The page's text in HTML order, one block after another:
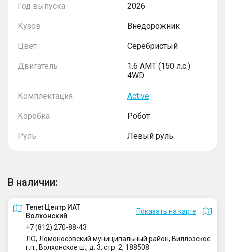
Год выпуска 2026
Кузов Внедорожник
Цвет Серебристый
Двигатель
1.6 AMT (150 л.с.)
4WD
Комплектация Active
Коробка Робот
Руль Левый руль
В наличии:
Tenet Центр ИАТ
Волхонский
Показать на карте
+7 (812) 270-88-43
ЛО, Ломоносовский муниципальный район, Виллозское
г.п., Волхонское ш., д. 3, стр. 2, 188508